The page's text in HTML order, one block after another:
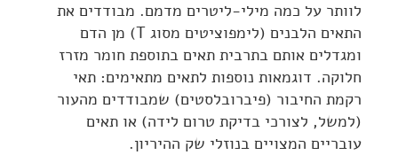
לוותר על כמה מילי-ליטרים מדמם. מבודדים את
התאים הלבנים (לימפוציטים מסוג T) מן הדם
ומגדלים אותם בתרבית תאים בתוספת חומר מזרז
חלוקה. דוגמאות נוספות לתאים מתאימים: תאי
רקמת החיבור (פיברובלסטים) שמבודדים מהעור
(למשל, לצורכי בדיקת טרום לידה) או תאים
עובריים המצויים בנוזלי שק ההיריון.